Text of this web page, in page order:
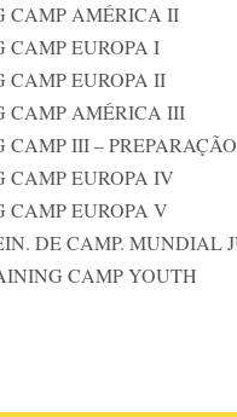
CAMP AMÉRICA II
CAMP EUROPA I
CAMP EUROPA II
CAMP AMÉRICA III
III –
CAMP EUROPA IV
CAMP EUROPA V
DE CAMP. MUNDIAL
CAMP YOUTH